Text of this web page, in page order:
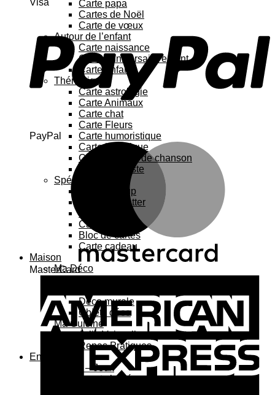
Visa
PayPal
MasterCard
Carte papa
Cartes de Noël
Carte de vœux
Autour de l’enfant
Carte naissance
Carte anniversaire enfant
Carte enfant
Thématique
Carte astrologie
Carte Animaux
Carte chat
Carte Fleurs
Carte humoristique
Carte botanique
Carte Paroles de chanson
Carte féministe
Spécial
Carte Pop up
Cartes à gratter
Carte à sticker
Bloc de cartes
Carte cadeau
Maison
Ma Déco
Déco murale
Objets déco
Ma Cuisine
Jolie Vaisselle
Repas Pratiques
Enfant
Jouets – Jeux
Jouets bébé